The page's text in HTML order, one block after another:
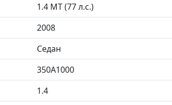
1.4 MT (77 л.с.)
2008
Седан
350A1000
1.4